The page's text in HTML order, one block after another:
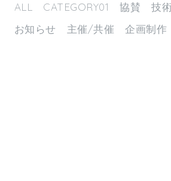
ALL CATEGORY01 協賛
技
お知らせ
主催/共催 企画制作